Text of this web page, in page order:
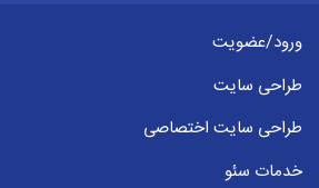
ورود/عضویت
طراحی سایت
طراحی سایت اختصاصی
خدمات سئو